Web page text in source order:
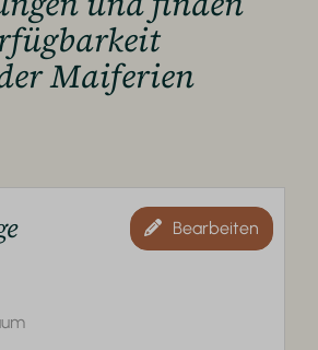
Maiferien
Bearbeiten